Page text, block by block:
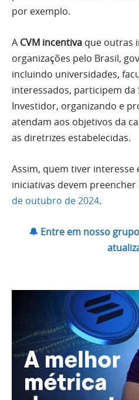
por exemplo.
A CVM incentiva que outras
organizações pelo Brasil,
incluindo universidades,
interessados, participem da
Investidor, organizando e
atendam aos objetivos da
as diretrizes estabelecidas.
Assim, quem tiver interesse
iniciativas devem preencher
de outubro de 2024.
🔔 Entre em nosso